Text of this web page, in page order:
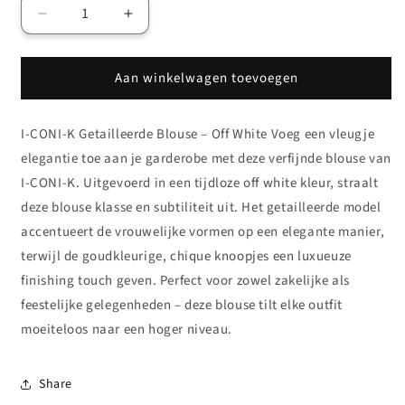
Aantal
verlagen
voor
CONI-
Blouse
Off
Aantal
verhogen
voor
I-
CONI-
Blouse
Off
white
Aan winkelwagen toevoegen
I-CONI-K Getailleerde Blouse – Off White Voeg een vleugje
elegantie toe aan je garderobe met deze verfijnde blouse van
I-CONI-K. Uitgevoerd in een tijdloze off white kleur, straalt
deze blouse klasse en subtiliteit uit. Het getailleerde model
accentueert de vrouwelijke vormen op een elegante manier,
terwijl de goudkleurige, chique knoopjes een luxueuze
finishing touch geven. Perfect voor zowel zakelijke als
feestelijke gelegenheden – deze blouse tilt elke outfit
moeiteloos naar een hoger niveau.
Share